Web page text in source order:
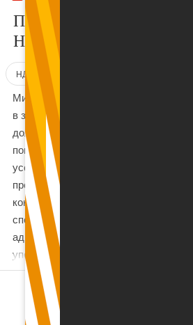
Проект поправок к закону о
НДС 3/47/23
НДС
Министерство финансов предложило
в закон о НДС ряд изменений, которые
должны вступить в силу в 2024 году.
поправок разработан, чтобы
усовершенствовать регулирование
предусматривая, что НДС не
конкретные услуги, тесно связанные
спортом, а также чтобы уменьшить
административное бремя,
упорядочиванию среды
предпринимательской деятельности и
пересмотреть условия коррекции
предналога за невозвратные долги